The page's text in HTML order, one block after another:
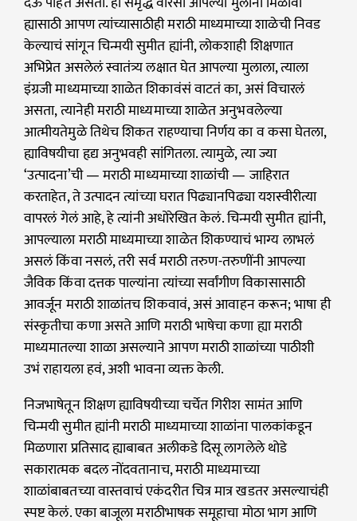
ह्यासाठी आपण त्यांच्यासाठीही मराठी माध्यमाच्या शाळेची निवड
केल्याचं सांगून चिन्मयी सुमीत ह्यांनी, लोकशाही शिक्षणात
अभिप्रेत असलेलं स्वातंत्र्य लक्षात घेत आपल्या मुलाला, त्याला
इंग्रजी माध्यमाच्या शाळेत शिकावंसं वाटतं का, असं विचारलं
असता, त्यानेही मराठी माध्यमाच्या शाळेत अनुभवलेल्या
आत्मीयतेमुळे तिथेच शिकत राहण्याचा निर्णय का व कसा घेतला,
ह्याविषयीचा हृद्य अनुभवही सांगितला. त्यामुळे, त्या ज्या
‘उत्पादना’ची — मराठी माध्यमाच्या शाळांची — जाहिरात
करताहेत, ते उत्पादन त्यांच्या घरात पिढ्यानपिढ्या यशस्वीरीत्या
वापरलं गेलं आहे, हे त्यांनी अधोरेखित केलं. चिन्मयी सुमीत ह्यांनी,
आपल्याला मराठी माध्यमाच्या शाळेत शिकण्याचं भाग्य लाभलं
असलं किंवा नसलं, तरी सर्व मराठी तरुण-तरुणींनी आपल्या
जैविक किंवा दत्तक पाल्यांना त्यांच्या सर्वांगीण विकासासाठी
आवर्जून मराठी शाळांतच शिकवावं, असं आवाहन करून; भाषा ही
संस्कृतीचा कणा असते आणि मराठी भाषेचा कणा ह्या मराठी
माध्यमातल्या शाळा असल्याने आपण मराठी शाळांच्या पाठीशी
उभं राहायला हवं, अशी भावना व्यक्त केली.
निजभाषेतून शिक्षण ह्याविषयीच्या चर्चेत गिरीश सामंत आणि
चिन्मयी सुमीत ह्यांनी मराठी माध्यमाच्या शाळांना पालकांकडून
मिळणारा प्रतिसाद ह्याबाबत अलीकडे दिसू लागलेले थोडे
सकारात्मक बदल नोंदवतानाच, मराठी माध्यमाच्या
शाळांबाबतच्या वास्तवाचं एकंदरीत चित्र मात्र खडतर असल्याचंही
स्पष्ट केलं. एका बाजूला मराठीभाषक समूहाचा मोठा भाग आणि